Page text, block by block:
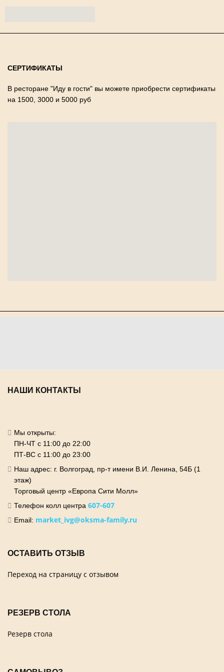
СЕРТИФИКАТЫ
В ресторане "Иду в гости" вы можете приобрести сертификаты
на 1500, 3000 и 5000 руб
НАШИ КОНТАКТЫ
Мы открыты:
ПН-ЧТ с 11:00 до 22:00
ПТ-ВС с 11:00 до 23:00
Наш адрес: г. Волгоград, пр-т имени В.И. Ленина, 54Б (1
этаж)
Торговый центр «Европа Сити Молл»
Телефон колл центра 607-607
Email: market_ivg@oksma-family.ru
ОСТАВИТЬ ОТЗЫВ
Переход на страницу с отзывом
РЕЗЕРВ СТОЛА
Резерв стола